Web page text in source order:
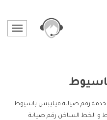
رقم صيانة فيليبس باسيوط
و الخط الساخن رقم صيانة